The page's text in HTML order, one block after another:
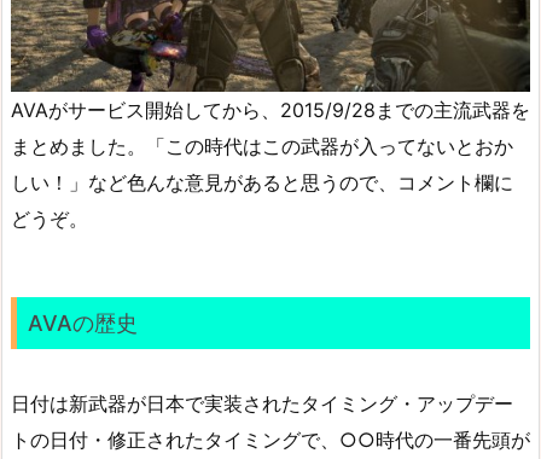
AVAがサービス開始してから、2015/9/28までの主流武器を
まとめました。「この時代はこの武器が入ってないとおか
しい！」など色んな意見があると思うので、コメント欄に
どうぞ。
AVAの歴史
日付は新武器が日本で実装されたタイミング・アップデー
トの日付・修正されたタイミングで、○○時代の一番先頭が